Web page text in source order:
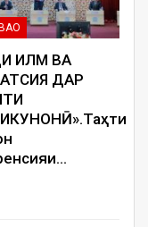
ИЛМ ВА
ДАР
…